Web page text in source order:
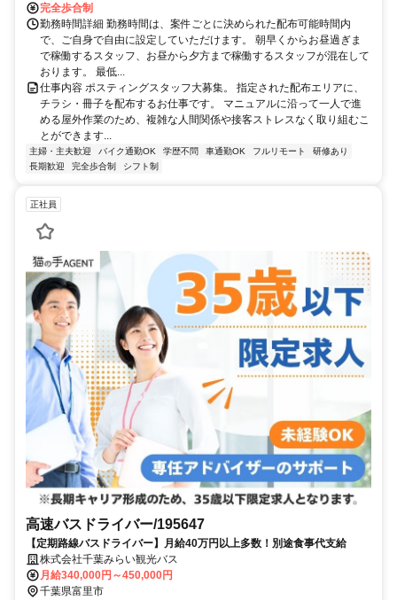
完全歩合制
勤務時間詳細 勤務時間は、案件ごとに決められた配布可能時間内
で、ご自身で自由に設定していただけます。 朝早くからお昼過ぎま
で稼働するスタッフ、お昼から夕方まで稼働するスタッフが混在して
おります。 最低...
仕事内容 ポスティングスタッフ大募集。 指定された配布エリアに、
チラシ・冊子を配布するお仕事です。 マニュアルに沿って一人で進
める屋外作業のため、複雑な人間関係や接客ストレスなく取り組むこ
とができます...
主婦・主夫歓迎 バイク通勤OK 学歴不問 車通勤OK フルリモート
研修あり
長期歓迎
完全歩合制 シフト制
正社員
高速バスドライバー/195647
【定期路線バスドライバー】月給40万円以上多数！別途食事代支給
株式会社千葉みらい観光バス
月給340,000円～450,000円
千葉県富里市